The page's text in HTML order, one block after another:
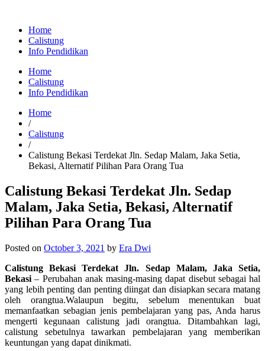
Home
Calistung
Info Pendidikan
Home
Calistung
Info Pendidikan
Home
/
Calistung
/
Calistung Bekasi Terdekat Jln. Sedap Malam, Jaka Setia,
Bekasi, Alternatif Pilihan Para Orang Tua
Calistung Bekasi Terdekat Jln. Sedap
Malam, Jaka Setia, Bekasi, Alternatif
Pilihan Para Orang Tua
Posted on October 3, 2021 by Era Dwi
Calistung Bekasi Terdekat Jln. Sedap Malam, Jaka Setia,
Bekasi – Perubahan anak masing-masing dapat disebut sebagai hal
yang lebih penting dan penting diingat dan disiapkan secara matang
oleh orangtua.Walaupun begitu, sebelum menentukan buat
memanfaatkan sebagian jenis pembelajaran yang pas, Anda harus
mengerti kegunaan calistung jadi orangtua. Ditambahkan lagi,
calistung sebetulnya tawarkan pembelajaran yang memberikan
keuntungan yang dapat dinikmati.